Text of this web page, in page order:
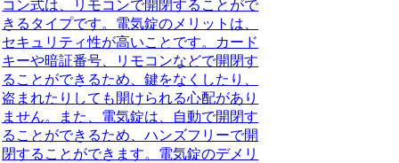
コン式は、リモコンで開閉することがで
きるタイプです。電気錠のメリットは、
セキュリティ性が高いことです。カード
キーや暗証番号、リモコンなどで開閉す
ることができるため、鍵をなくしたり、
盗まれたりしても開けられる心配があり
ません。また、電気錠は、自動で開閉す
ることができるため、ハンズフリーで開
閉することができます。電気錠のデメリ